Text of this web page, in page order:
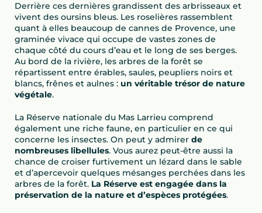
Derrière ces dernières grandissent des arbrisseaux et
vivent des oursins bleus. Les roselières rassemblent
quant à elles beaucoup de cannes de Provence, une
graminée vivace qui occupe de vastes zones de
chaque côté du cours d’eau et le long de ses berges.
Au bord de la rivière, les arbres de la forêt se
répartissent entre érables, saules, peupliers noirs et
blancs, frênes et aulnes : un véritable trésor de nature
végétale.
La Réserve nationale du Mas Larrieu comprend
également une riche faune, en particulier en ce qui
concerne les insectes. On peut y admirer de
nombreuses libellules. Vous aurez peut-être aussi la
chance de croiser furtivement un lézard dans le sable
et d’apercevoir quelques mésanges perchées dans les
arbres de la forêt. La Réserve est engagée dans la
préservation de la nature et d’espèces protégées.